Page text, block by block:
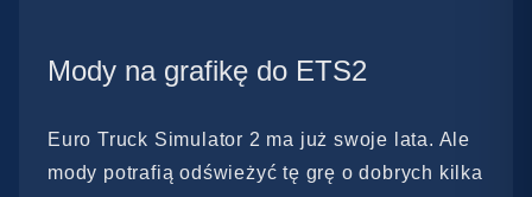
Mody na grafikę do ETS2
Euro Truck Simulator 2 ma już swoje lata. Ale
mody potrafią odświeżyć tę grę o dobrych kilka